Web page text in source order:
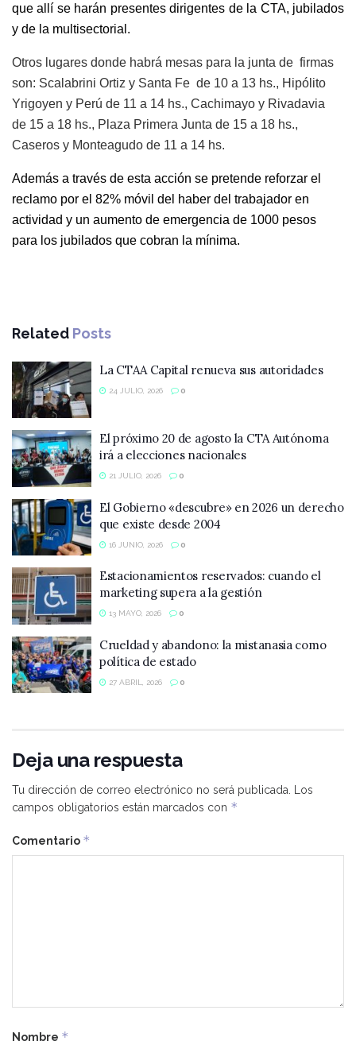
que allí se harán presentes dirigentes de la CTA, jubilados
y de la multisectorial.
Otros lugares donde habrá mesas para la junta de firmas
son: Scalabrini Ortiz y Santa Fe de 10 a 13 hs., Hipólito
Yrigoyen y Perú de 11 a 14 hs., Cachimayo y Rivadavia
de 15 a 18 hs., Plaza Primera Junta de 15 a 18 hs.,
Caseros y Monteagudo de 11 a 14 hs.
Además a través de esta acción se pretende reforzar el
reclamo por el 82% móvil del haber del trabajador en
actividad y un aumento de emergencia de 1000 pesos
para los jubilados que cobran la mínima.
Related Posts
La CTAA Capital renueva sus autoridades
24 JULIO, 2026 0
El próximo 20 de agosto la CTA Autónoma
irá a elecciones nacionales
21 JULIO, 2026 0
El Gobierno «descubre» en 2026 un derecho
que existe desde 2004
16 JUNIO, 2026 0
Estacionamientos reservados: cuando el
marketing supera a la gestión
13 MAYO, 2026 0
Crueldad y abandono: la mistanasia como
política de estado
27 ABRIL, 2026 0
Deja una respuesta
Tu dirección de correo electrónico no será publicada.
Los
campos obligatorios están marcados con *
Comentario *
Nombre *